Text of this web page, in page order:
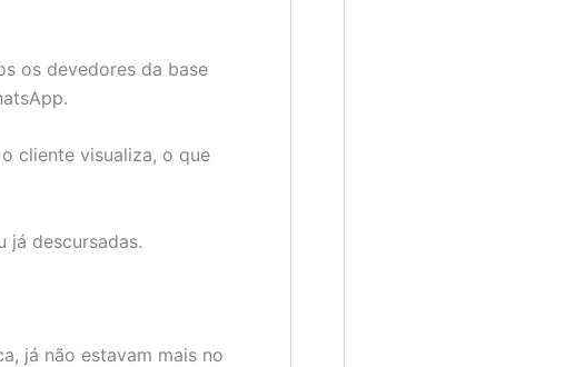
os devedores da base
cliente visualiza, o que
já descursadas.
já não estavam mais no